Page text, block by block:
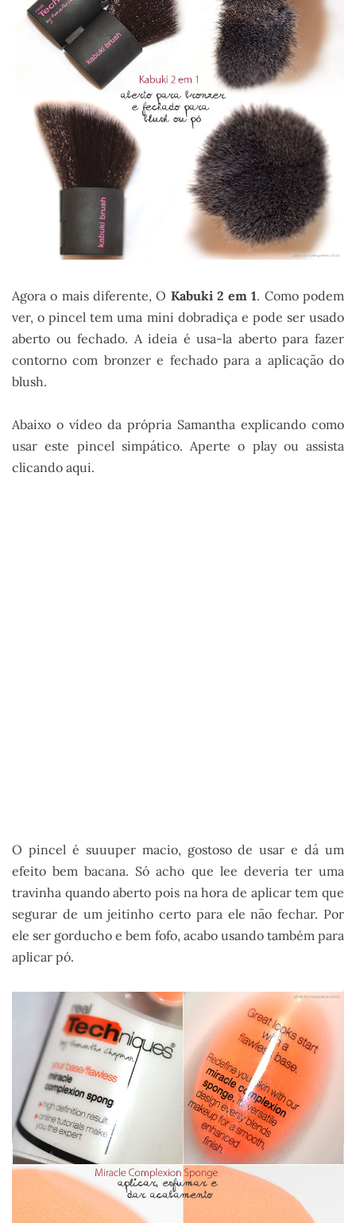
Agora o mais diferente, O Kabuki 2 em 1. Como podem
ver, o pincel tem uma mini dobradiça e pode ser usado
aberto ou fechado. A ideia é usa-la aberto para fazer
contorno com bronzer e fechado para a aplicação do
blush.
Abaixo o vídeo da própria Samantha explicando como
usar este pincel simpático. Aperte o play ou assista
clicando aqui.
O pincel é suuuper macio, gostoso de usar e dá um
efeito bem bacana. Só acho que lee deveria ter uma
travinha quando aberto pois na hora de aplicar tem que
segurar de um jeitinho certo para ele não fechar. Por
ele ser gorducho e bem fofo, acabo usando também para
aplicar pó.